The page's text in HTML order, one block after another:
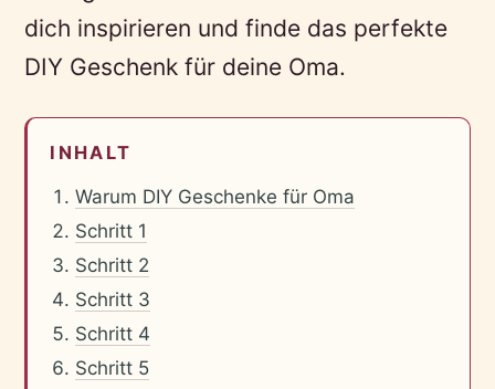
dich inspirieren und finde das perfekte
DIY Geschenk für deine Oma.
INHALT
Warum DIY Geschenke für Oma
Schritt 1
Schritt 2
Schritt 3
Schritt 4
Schritt 5